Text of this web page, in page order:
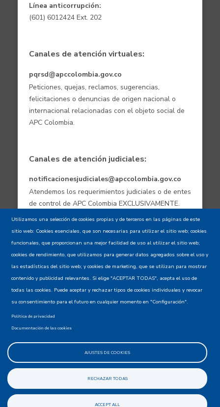
Línea anticorrupción:
(601) 6012424 Ext. 202
Canales de atención virtuales:
pqrsd@apccolombia.gov.co
Peticiones, quejas, reclamos, sugerencias,
felicitaciones o denuncias de origen nacional o
internacional relacionadas con el objeto social de
APC Colombia.
Canales de atención judiciales:
notificacionesjudiciales@apccolombia.gov.co
Atendemos los requerimientos judiciales o de entes
de control de APC Colombia EXCLUSIVAMENTE.
@apccolombia
Aviso de confidencialidad - Política de
privacidad y Condiciones de uso
Mapa del Sitio XML
Utilizamos una selección de cookies propias y de terceros en las páginas de este
sitio web: Cookies esenciales, que son necesarias para utilizar el sitio web; cookies
funcionales, que proporcionan una mejor facilidad de uso al utilizar el sitio web;
cookies de rendimiento, que utilizamos para generar datos agregados sobre el uso y
las estadísticas del sitio web; y cookies de marketing, que se utilizan para mostrar
contenido y publicidad relevantes. Si elige "ACEPTAR TODAS", acepta el uso de
todas las cookies. Puede aceptar y rechazar tipos de cookies individuales y revocar
su consentimiento para el futuro en cualquier momento en "Configuración".
Política de privacidad
Documentación de las cookies
AJUSTES DE COOKIES
RECHAZAR TODAS
ACCEPT ALL